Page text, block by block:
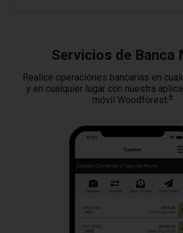
Servicios de Banca
Realice operaciones bancarias en
y en cualquier lugar con nuestra
móvil Woodforest.*